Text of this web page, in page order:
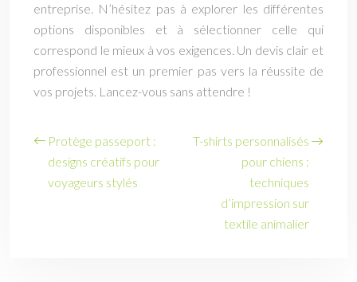
entreprise. N’hésitez pas à explorer les différentes
options disponibles et à sélectionner celle qui
correspond le mieux à vos exigences. Un devis clair et
professionnel est un premier pas vers la réussite de
vos projets. Lancez-vous sans attendre !
Protège passeport :
designs créatifs pour
voyageurs stylés
T-shirts personnalisés
pour chiens :
techniques
d’impression sur
textile animalier